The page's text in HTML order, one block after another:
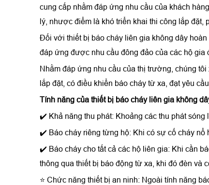
cung cấp nhằm đáp ứng nhu cầu của khách
lý, nhược điểm là khó triển khai thi công lắp đặt,
Đối với thiết bị báo cháy liên gia không dây
đáp ứng được nhu cầu đông đảo của các hộ gia
Nhằm đáp ứng nhu cầu của thị trường, chúng
lắp đặt, có điều khiển báo cháy từ xa, đạt yêu
Tính năng của thiết bị báo cháy liên gia không
✔️ Khả năng thu phát: Khoảng các thu phát sóng
✔️ Báo cháy riêng từng hộ: Khi có sự cố cháy nổ
✔️ Báo cháy cho tất cả các hộ liên gia: Khi cần
thông qua thiết bị báo động từ xa, khi đó đèn và
⭐ Chức năng thiết bị an ninh: Ngoài tính năng